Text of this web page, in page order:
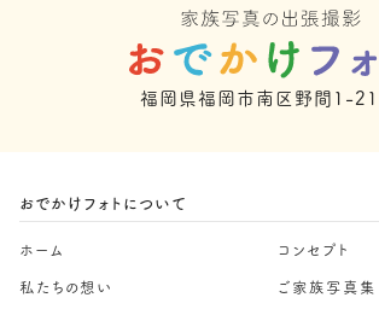
福岡県福岡市南区野間1-
おでかけフォトについて
ホーム コンセプト
私たちの想い ご家族写真集